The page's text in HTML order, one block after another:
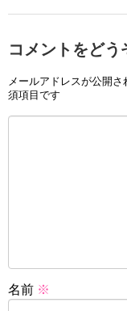
コメントをどう
メールアドレスが公開さ
須項目です
名前 ※